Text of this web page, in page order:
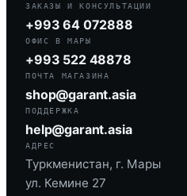
ЗАКАЗЫ И КОНСУЛЬТАЦИИ
+993 64 072888
ОФИС В МАРЫ
+993 522 48878
ПОЧТА МАГАЗИНА
shop@garant.asia
ПОДДЕРЖКА
help@garant.asia
АДРЕС
Туркменистан, г. Мары
ул. Кемине 27